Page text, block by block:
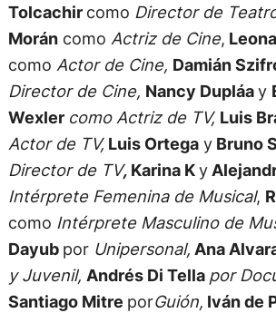
Tolcachir como Director de
Moráncomo Actriz de Cine,
como Actor de Cine, Damián
Director de Cine, Nancy Dupláay
Wexler como Actriz de TV, Luis
Actor de TV,Luis OrtegayBruno
Director de TV, Karina Ky
Intérprete Femenina de Musical,
como Intérprete Masculino de
Dayub por Unipersonal, Ana
y Juvenil, Andrés Di Tella por
Santiago Mitre porGuión, Iván de